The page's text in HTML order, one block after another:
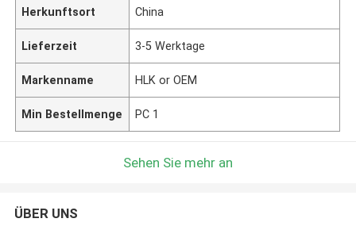
Herkunftsort China
Lieferzeit 3-5 Werktage
Markenname HLK or OEM
Min Bestellmenge PC 1
Sehen Sie mehr an
ÜBER UNS